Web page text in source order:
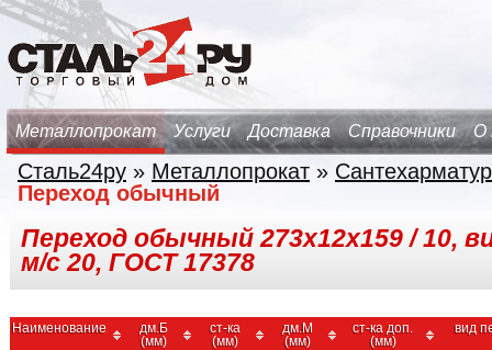
Металлопрокат Услуги Доставка Справочники О
Сталь24ру » Металлопрокат »
Переход обычный
Переход обычный 273х12х159 / 10,
м/с 20, ГОСТ 17378
Наименование
дм.Б
(мм)
ст-ка
(мм)
дм.М
(мм)
ст-ка доп.
(мм)
вид